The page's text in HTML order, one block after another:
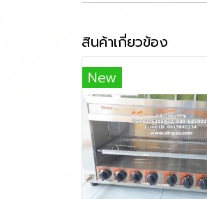
สินค้าเกี่ยวข้อง
New